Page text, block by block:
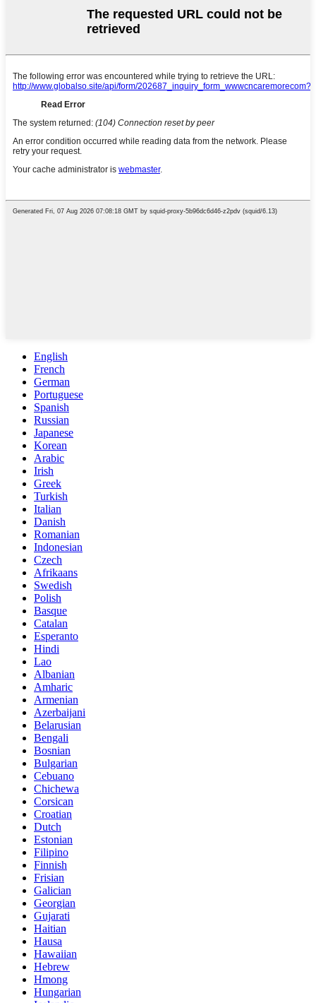
English
French
German
Portuguese
Spanish
Russian
Japanese
Korean
Arabic
Irish
Greek
Turkish
Italian
Danish
Romanian
Indonesian
Czech
Afrikaans
Swedish
Polish
Basque
Catalan
Esperanto
Hindi
Lao
Albanian
Amharic
Armenian
Azerbaijani
Belarusian
Bengali
Bosnian
Bulgarian
Cebuano
Chichewa
Corsican
Croatian
Dutch
Estonian
Filipino
Finnish
Frisian
Galician
Georgian
Gujarati
Haitian
Hausa
Hawaiian
Hebrew
Hmong
Hungarian